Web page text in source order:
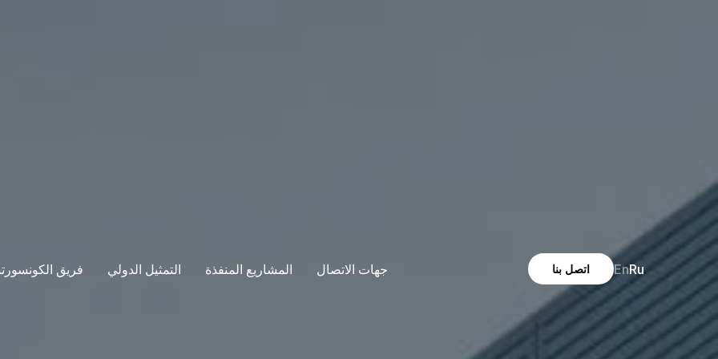
فريق التمثيل الدولي المشاريع المنفذة جهات الاتصال اتصل بنا EnRu